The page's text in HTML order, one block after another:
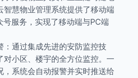
智慧物业管理系统提供了移动端
号服务，实现了移动端与PC端
：通过集成先进的安防监控技
对小区、楼宇的全方位监控。一
，系统会自动报警并实时推送给